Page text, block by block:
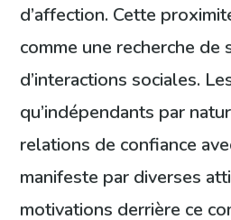
d’affection. Cette
comme une recherche
d’interactions sociales.
qu’indépendants par
relations de confiance
manifeste par diverses
motivations derrière ce